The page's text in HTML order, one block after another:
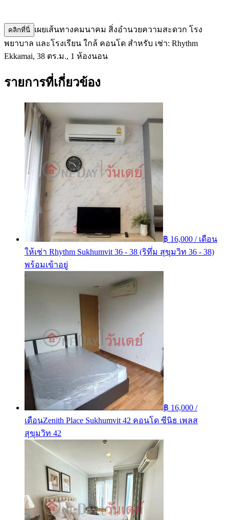
คลิกที่นี่ เผยเส้นทางคมนาคม สิ่งอำนวยความสะดวก โรง
พยาบาล และโรงเรียน ใกล้ คอนโด สำหรับ เช่า: Rhythm
Ekkamai, 38 ตร.ม., 1 ห้องนอน
รายการที่เกี่ยวข้อง
฿ 16,000 / เดือน
ให้เช่า Rhythm Sukhumvit 36 - 38 (ริทึ่ม สุขุมวิท 36 - 38)
พร้อมเข้าอยู่
฿ 16,000 /
เดือนZenith Place Sukhumvit 42 คอนโด ซีนิธ เพลส
สุขุมวิท 42